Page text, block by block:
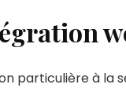
particulière à la